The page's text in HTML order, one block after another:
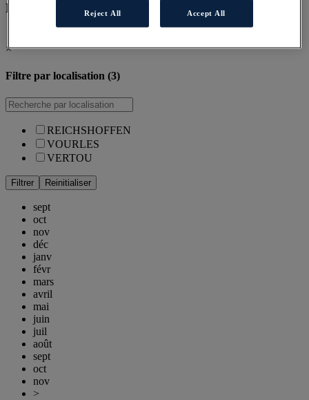
Dates et disponibilités
×
Filtre par localisation (3)
REICHSHOFFEN
VOURLES
VERTOU
Filtrer Reinitialiser
sept
oct
nov
déc
janv
févr
mars
avril
mai
juin
juil
août
sept
oct
nov
>
Reject All Accept All